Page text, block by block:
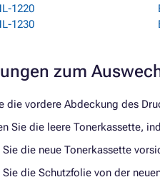
1220
1230
zum
die vordere Abdeckung des
Sie die leere Tonerkassette,
die neue Tonerkassette
Sie die Schutzfolie von der